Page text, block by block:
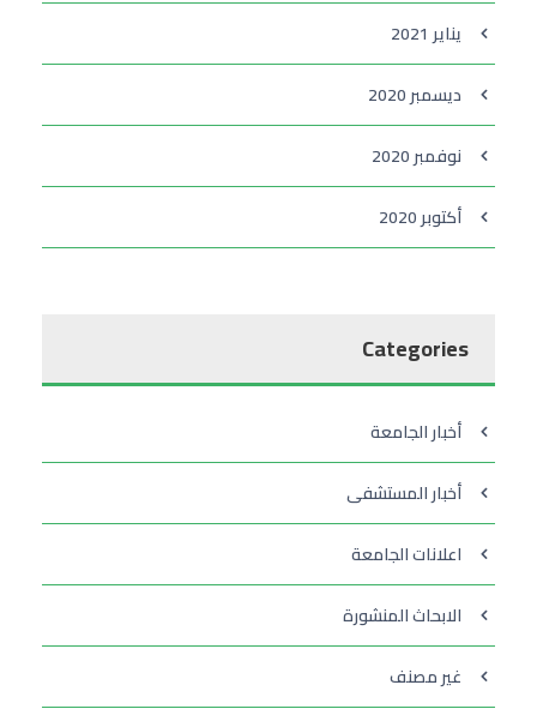
يناير 2021
ديسمبر 2020
نوفمبر 2020
أكتوبر 2020
Categories
أخبار الجامعة
أخبار المستشفى
اعلانات الجامعة
الابحاث المنشورة
غير مصنف